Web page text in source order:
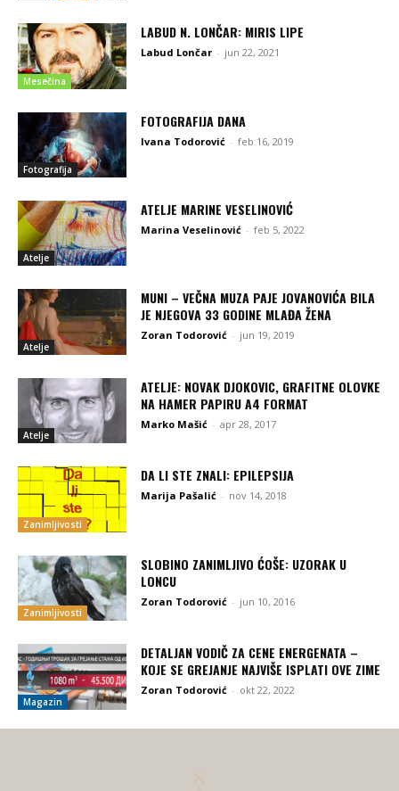
Mesečina
LABUD N. LONČAR: MIRIS LIPE
Labud Lončar - jun 22, 2021
Fotografija
FOTOGRAFIJA DANA
Ivana Todorović - feb 16, 2019
Atelje
ATELJE MARINE VESELINOVIĆ
Marina Veselinović - feb 5, 2022
Atelje
MUNI – VEČNA MUZA PAJE JOVANOVIĆA BILA
JE NJEGOVA 33 GODINE MLAĐA ŽENA
Zoran Todorović - jun 19, 2019
Atelje
ATELJE: NOVAK DJOKOVIC, GRAFITNE OLOVKE
NA HAMER PAPIRU A4 FORMAT
Marko Mašić - apr 28, 2017
Zanimljivosti
DA LI STE ZNALI: EPILEPSIJA
Marija Pašalić - nov 14, 2018
Zanimljivosti
SLOBINO ZANIMLJIVO ĆOŠE: UZORAK U
LONCU
Zoran Todorović - jun 10, 2016
Magazin
DETALJAN VODIČ ZA CENE ENERGENATA –
KOJE SE GREJANJE NAJVIŠE ISPLATI OVE ZIME
Zoran Todorović - okt 22, 2022